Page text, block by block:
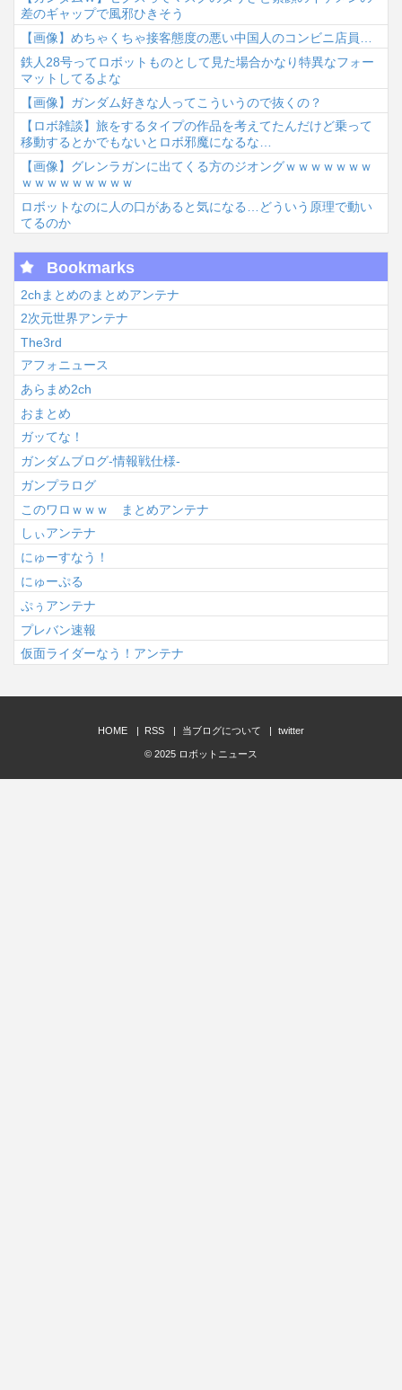
差のギャップで風邪ひきそう
【画像】めちゃくちゃ接客態度の悪い中国人のコンビニ店員…
鉄人28号ってロボットものとして見た場合かなり特異なフォー
マットしてるよな
【画像】ガンダム好きな人ってこういうので抜くの？
【ロボ雑談】旅をするタイプの作品を考えてたんだけど乗って
移動するとかでもないとロボ邪魔になるな…
【画像】グレンラガンに出てくる方のジオングｗｗｗｗｗｗｗ
ｗｗｗｗｗｗｗｗｗ
ロボットなのに人の口があると気になる…どういう原理で動い
てるのか
Bookmarks
2chまとめのまとめアンテナ
2次元世界アンテナ
The3rd
アフォニュース
あらまめ2ch
おまとめ
ガッてな！
ガンダムブログ-情報戦仕様-
ガンプラログ
このワロｗｗｗ まとめアンテナ
しぃアンテナ
にゅーすなう！
にゅーぷる
ぷぅアンテナ
プレバン速報
仮面ライダーなう！アンテナ
HOME RSS 当ブログについて twitter
© 2025 ロボットニュース